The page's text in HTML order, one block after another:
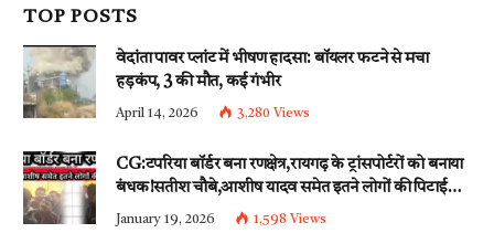
TOP POSTS
वेदांता पावर प्लांट में भीषण हादसा: बॉयलर फटने से मचा
हड़कंप, 3 की मौत, कई गंभीर
April 14, 2026 3,280 Views
CG:टपरिया बॉर्डर बना रणक्षेत्र,रायगढ़ के ट्रांसपोर्टरों को बनाया
बंधक!सतीश चौबे,आशीष यादव समेत इतने लोगों की पिटाई…
इन धाराओं के तहत्~बंटी समेत इतने लोगों पर हुई नामजद
January 19, 2026 1,598 Views